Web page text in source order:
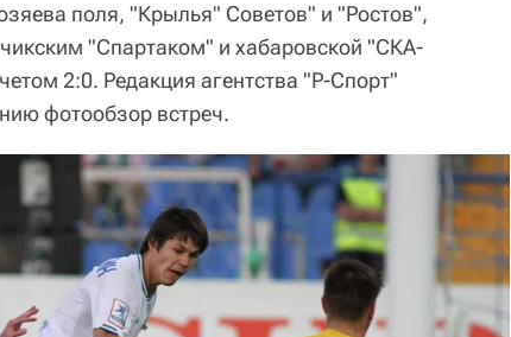
поля, "Крылья" Советов" и "Ростов",
"Спартаком" и хабаровской "СКА-
2:0. Редакция агентства "Р-Спорт"
фотообзор встреч.